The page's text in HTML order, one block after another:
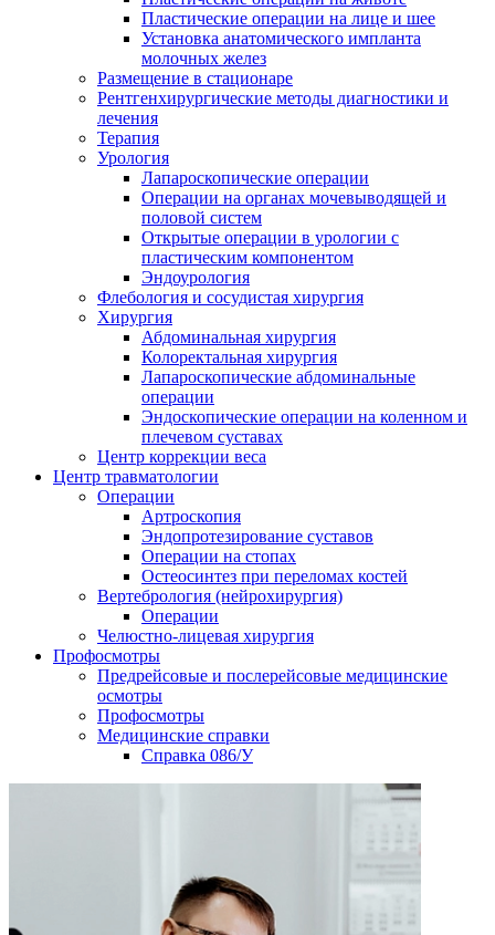
Пластические операции на лице и шее
Установка анатомического импланта
молочных желез
Размещение в стационаре
Рентгенхирургические методы диагностики и
лечения
Терапия
Урология
Лапароскопические операции
Операции на органах мочевыводящей и
половой систем
Открытые операции в урологии с
пластическим компонентом
Эндоурология
Флебология и сосудистая хирургия
Хирургия
Абдоминальная хирургия
Колоректальная хирургия
Лапароскопические абдоминальные
операции
Эндоскопические операции на коленном и
плечевом суставах
Центр коррекции веса
Центр травматологии
Операции
Артроскопия
Эндопротезирование суставов
Операции на стопах
Остеосинтез при переломах костей
Вертебрология (нейрохирургия)
Операции
Челюстно-лицевая хирургия
Профосмотры
Предрейсовые и послерейсовые медицинские
осмотры
Профосмотры
Медицинские справки
Справка 086/У